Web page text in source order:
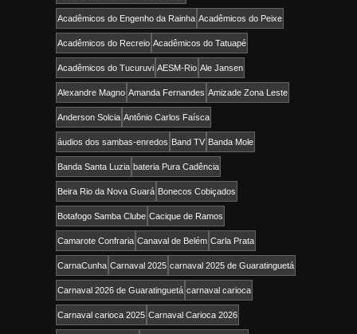
Acadêmicos do Engenho da Rainha Acadêmicos do Peixe
Acadêmicos do Recreio Acadêmicos do Tatuapé
Acadêmicos do Tucuruvi AESM-Rio Ale Jansen
Alexandre Magno Amanda Fernandes Amizade Zona Leste
Anderson Solcia Antônio Carlos Faísca
áudios dos sambas-enredos Band TV Banda Mole
Banda Santa Luzia bateria Pura Cadência
Beira Rio da Nova Guará Bonecos Cobiçados
Botafogo Samba Clube Cacique de Ramos
Camarote Confraria Canaval de Belém Carla Prata
CarnaCunha Carnaval 2025 carnaval 2025 de Guaratinguetá
Carnaval 2026 de Guaratinguetá carnaval carioca
Carnaval carioca 2025 Carnaval Carioca 2026